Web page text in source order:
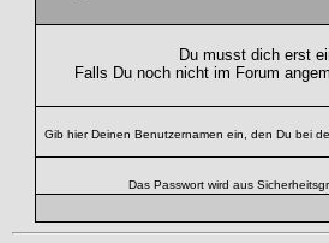
Du musst dich erst
Falls Du noch nicht im Forum
Gib hier Deinen Benutzernamen ein, den Du bei
Das Passwort wird aus